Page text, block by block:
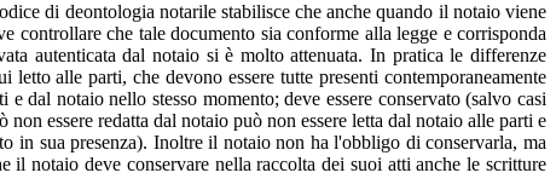
di deontologia notarile stabilisce che anche quando il notaio viene
controllare che tale documento sia conforme alla legge e corrisponda
autenticata dal notaio si è molto attenuata. In pratica le differenze
alle parti, che devono essere tutte presenti contemporaneamente
dal notaio nello stesso momento; deve essere conservato (salvo casi
essere redatta dal notaio può non essere letta dal notaio alle parti e
in sua presenza). Inoltre il notaio non ha l'obbligo di conservarla, ma
notaio deve conservare nella raccolta dei suoi atti anche le scritture